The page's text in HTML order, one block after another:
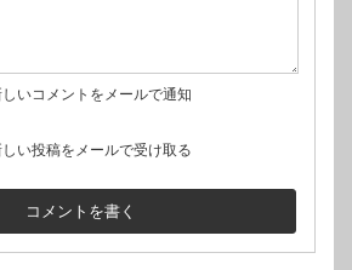
いコメントをメールで通知
い投稿をメールで受け取る